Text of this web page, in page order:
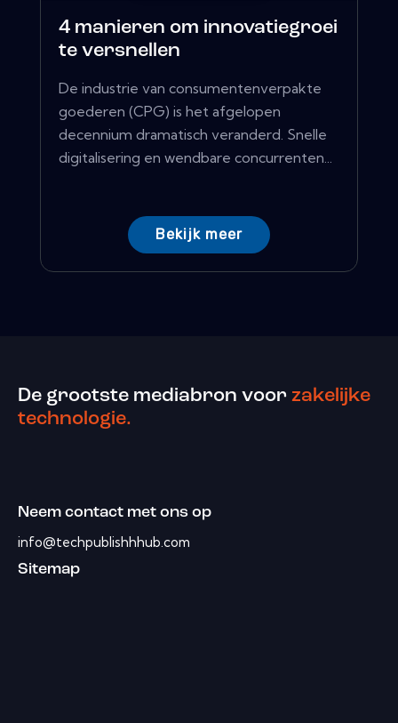
4 manieren om innovatiegroei
te versnellen
De industrie van consumentenverpakte
goederen (CPG) is het afgelopen
decennium dramatisch veranderd. Snelle
digitalisering en wendbare concurrenten...
Bekijk meer
De grootste mediabron voor zakelijke
technologie.
Neem contact met ons op
info@techpublishhhub.com
Sitemap